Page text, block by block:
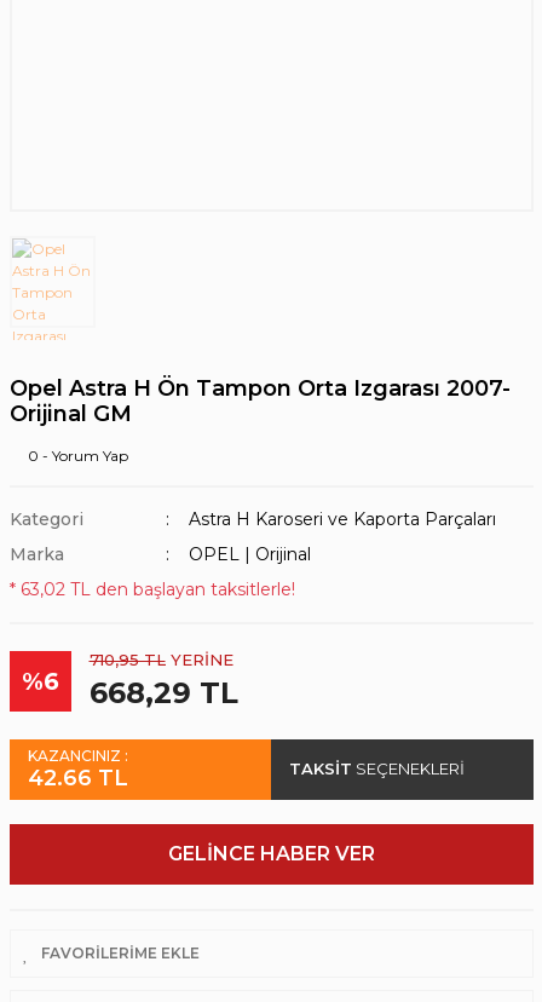
Opel Astra H Ön Tampon Orta Izgarası 2007-
Orijinal GM
0 - Yorum Yap
Kategori
Astra H Karoseri ve Kaporta Parçaları
Marka
OPEL | Orijinal
* 63,02 TL den başlayan taksitlerle!
%6
710,95 TLYERİNE
668,29 TL
KAZANCINIZ :
42.66 TL TAKSİT SEÇENEKLERİ
GELİNCE HABER VER